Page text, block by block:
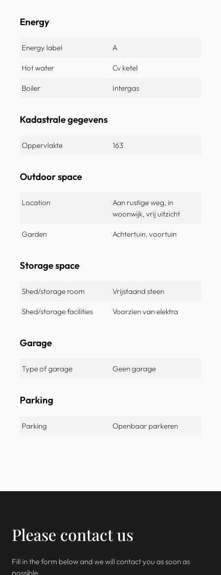
Energy
Energy label A
Hot water Cv ketel
Boiler Intergas
Kadastrale gegevens
Oppervlakte 163
Outdoor space
Location
Aan rustige weg, in
woonwijk, vrij uitzicht
Garden Achtertuin, voortuin
Storage space
Shed/storage room Vrijstaand steen
Shed/storage facilities Voorzien van elektra
Garage
Type of garage Geen garage
Parking
Parking Openbaar parkeren
Please contact us
Fill in the form below and we will contact you as soon as
possible.